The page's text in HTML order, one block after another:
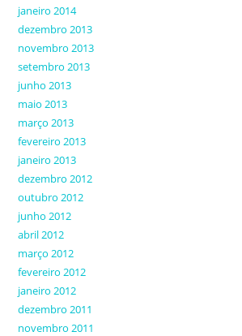
janeiro 2014
dezembro 2013
novembro 2013
setembro 2013
junho 2013
maio 2013
março 2013
fevereiro 2013
janeiro 2013
dezembro 2012
outubro 2012
junho 2012
abril 2012
março 2012
fevereiro 2012
janeiro 2012
dezembro 2011
novembro 2011